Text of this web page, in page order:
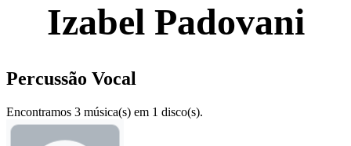
Izabel Padovani
Percussão Vocal
Encontramos 3 música(s) em 1 disco(s).